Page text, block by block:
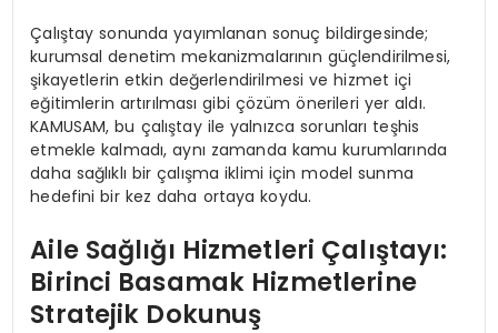
Çalıştay sonunda yayımlanan sonuç bildirgesinde;
kurumsal denetim mekanizmalarının güçlendirilmesi,
şikayetlerin etkin değerlendirilmesi ve hizmet içi
eğitimlerin artırılması gibi çözüm önerileri yer aldı.
KAMUSAM, bu çalıştay ile yalnızca sorunları teşhis
etmekle kalmadı, aynı zamanda kamu kurumlarında
daha sağlıklı bir çalışma iklimi için model sunma
hedefini bir kez daha ortaya koydu.
Aile Sağlığı Hizmetleri Çalıştayı:
Birinci Basamak Hizmetlerine
Stratejik Dokunuş